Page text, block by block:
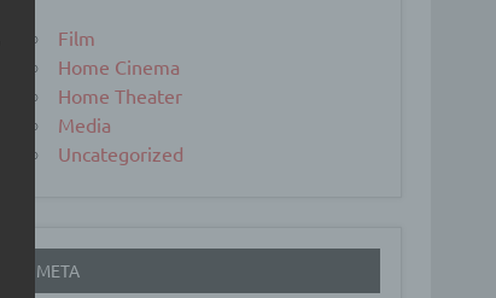
Film
Home Cinema
Home Theater
Media
Uncategorized
META